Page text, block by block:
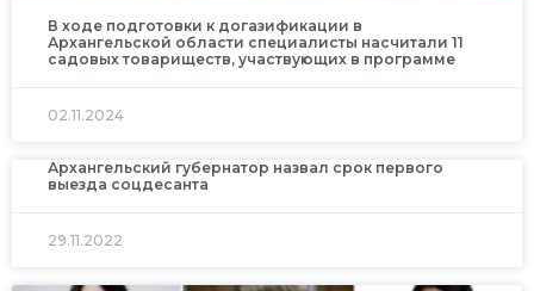
В ходе подготовки к догазификации в
Архангельской области специалисты насчитали 11
садовых товариществ, участвующих в программе
02.11.2024
Архангельский губернатор назвал срок первого
выезда соцдесанта
29.11.2022